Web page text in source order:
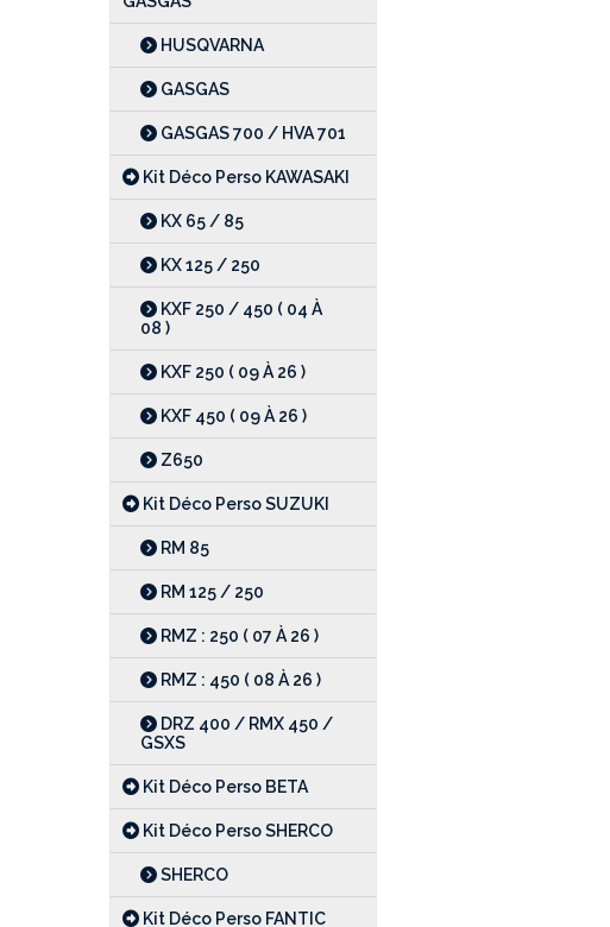
HUSQVARNA
GASGAS
GASGAS 700 / HVA 701
Kit Déco Perso KAWASAKI
KX 65 / 85
KX 125 / 250
KXF 250 / 450 ( 04 À
08 )
KXF 250 ( 09 À 26 )
KXF 450 ( 09 À 26 )
Z650
Kit Déco Perso SUZUKI
RM 85
RM 125 / 250
RMZ : 250 ( 07 À 26 )
RMZ : 450 ( 08 À 26 )
DRZ 400 / RMX 450 /
GSXS
Kit Déco Perso BETA
Kit Déco Perso SHERCO
SHERCO
Kit Déco Perso FANTIC